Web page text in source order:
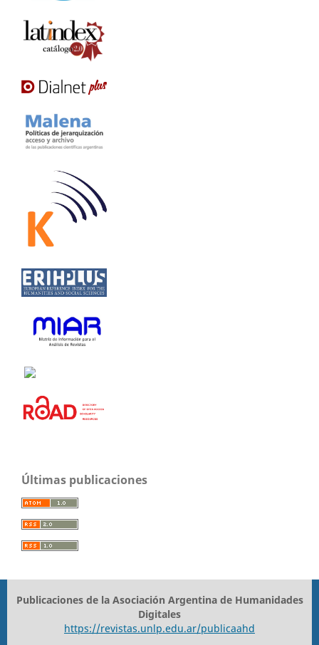
Últimas publicaciones
Publicaciones de la Asociación Argentina de Humanidades
Digitales
https://revistas.unlp.edu.ar/publicaahd